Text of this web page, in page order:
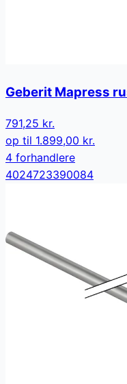
Geberit Mapress
791,25 kr.
op til 1.899,00 kr.
4 forhandlere
4024723390084